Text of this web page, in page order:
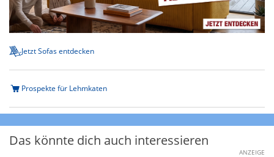
Jetzt Sofas entdecken
Prospekte für Lehmkaten
Das könnte dich auch interessieren
ANZEIGE